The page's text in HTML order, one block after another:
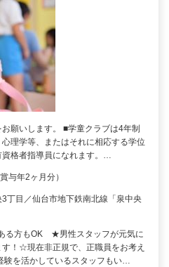
願いします。 ■学童クラブは4年制
理学等、またはそれに相応する学位
資格者指導員になれます。…
与年2ヶ月分）
丁目／仙台市地下鉄南北線「泉中央
る方もOK ★男性スタッフが元気に
！☆現在非正規で、正職員をお考え
を活かしているスタッフもい…